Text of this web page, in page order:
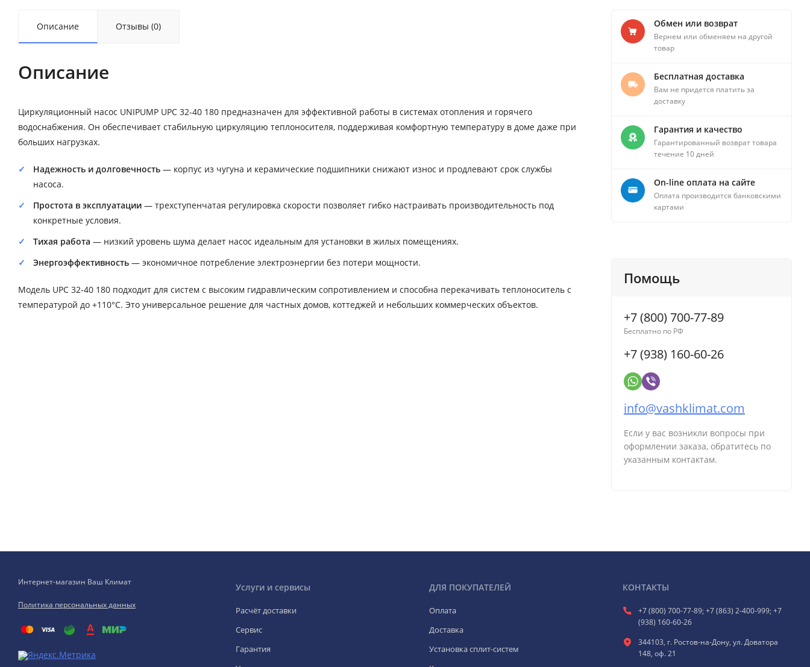
Описание Отзывы (0)
Описание
Циркуляционный насос UNIPUMP UPC 32-40 180 предназначен для эффективной работы в системах отопления и горячего
водоснабжения. Он обеспечивает стабильную циркуляцию теплоносителя, поддерживая комфортную температуру в доме даже при
больших нагрузках.
Надежность и долговечность — корпус из чугуна и керамические подшипники снижают износ и продлевают срок службы
насоса.
Простота в эксплуатации — трехступенчатая регулировка скорости позволяет гибко настраивать производительность под
конкретные условия.
Тихая работа — низкий уровень шума делает насос идеальным для установки в жилых помещениях.
Энергоэффективность — экономичное потребление электроэнергии без потери мощности.
Модель UPC 32-40 180 подходит для систем с высоким гидравлическим сопротивлением и способна перекачивать теплоноситель с
температурой до +110°C. Это универсальное решение для частных домов, коттеджей и небольших коммерческих объектов.
Обмен или возврат
Вернем или обменяем на другой
товар
Бесплатная доставка
Вам не придется платить за
доставку
Гарантия и качество
Гарантированный возврат товара
течение 10 дней
On-line оплата на сайте
Оплата производится банковскими
картами
Помощь
+7 (800) 700-77-89
Бесплатно по РФ
+7 (938) 160-60-26
info@vashklimat.com
Если у вас возникли вопросы при
оформлении заказа, обратитесь по
указанным контактам.
Интернет-магазин Ваш Климат
Политика персональных данных
Услуги и сервисы
Расчёт доставки
Сервис
Гарантия
ДЛЯ ПОКУПАТЕЛЕЙ
Оплата
Доставка
Установка сплит-систем
КОНТАКТЫ
+7 (800) 700-77-89; +7 (863) 2-400-999; +7
(938) 160-60-26
344103, г. Ростов-на-Дону, ул. Доватора
148, оф. 21